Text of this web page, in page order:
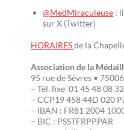
@MedMiraculeuse :
sur X (Twitter)
HORAIRESde la
Association de la
95 rue de Sèvres •
– Tél. fixe 01 45 48 08
– CCP19 458 44D 020
– IBAN : FR81 2004
– BIC : PSSTFRPPPAR